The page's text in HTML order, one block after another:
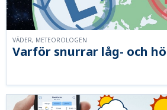
Varför snurrar låg- och
VÄDER, METEOROLOGEN